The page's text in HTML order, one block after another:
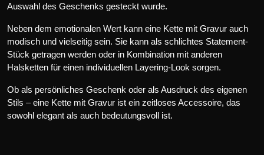
Auswahl des Geschenks gesteckt wurde.
Neben dem emotionalen Wert kann eine Kette mit Gravur auch
modisch und vielseitig sein. Sie kann als schlichtes Statement-
Stück getragen werden oder in Kombination mit anderen
Halsketten für einen individuellen Layering-Look sorgen.
Ob als persönliches Geschenk oder als Ausdruck des eigenen
Stils – eine Kette mit Gravur ist ein zeitloses Accessoire, das
sowohl elegant als auch bedeutungsvoll ist.